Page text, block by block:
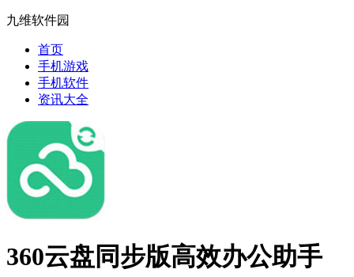
九维软件园
首页
手机游戏
手机软件
资讯大全
360云盘同步版高效办公助手